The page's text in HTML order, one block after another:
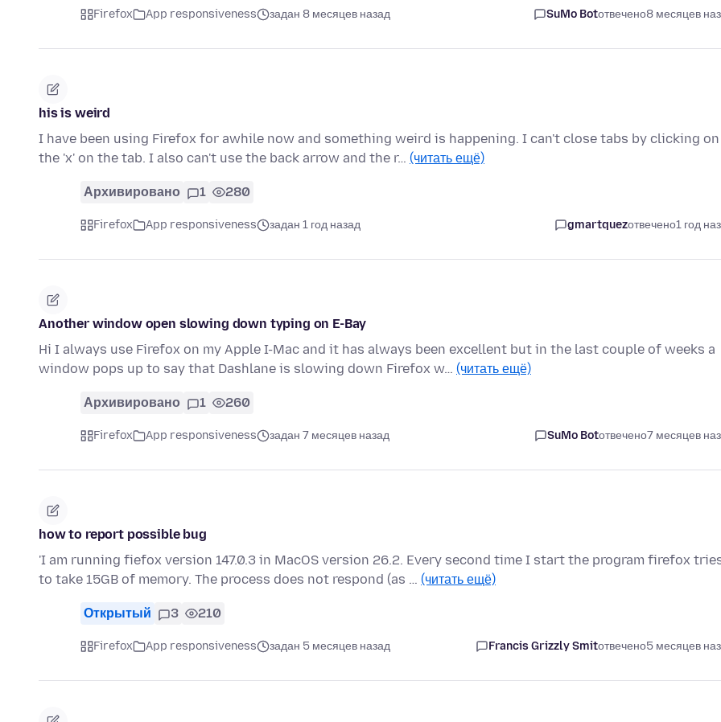
Firefox App responsiveness задан 8 месяцев назад SuMo Botотвечено8 месяцев
his is weird
I have been using Firefox for awhile now and something weird is happening. I can't close tabs by clicking on
the 'x' on the tab. I also can't use the back arrow and the r… (читать ещё)
Архивировано 1 280
Firefox App responsiveness задан 1 год назад gmartquezотвечено1 год
Another window open slowing down typing on E-Bay
Hi I always use Firefox on my Apple I-Mac and it has always been excellent but in the last couple of weeks a
window pops up to say that Dashlane is slowing down Firefox w… (читать ещё)
Архивировано 1 260
Firefox App responsiveness задан 7 месяцев назад SuMo Botотвечено7 месяцев
how to report possible bug
'I am running fiefox version 147.0.3 in MacOS version 26.2. Every second time I start the program firefox
to take 15GB of memory. The process does not respond (as … (читать ещё)
Открытый 3 210
Firefox App responsiveness задан 5 месяцев назад Francis Grizzly Smitотвечено5 месяцев